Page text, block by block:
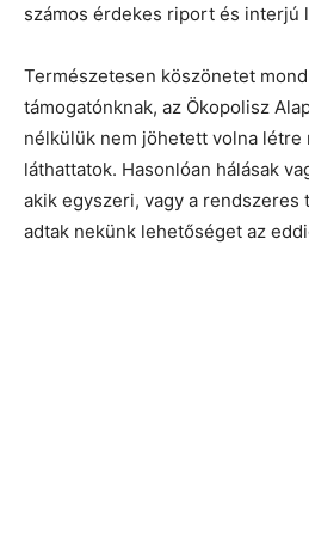
számos érdekes riport és interjú
Természetesen köszönetet
támogatónknak, az Ökopolisz
nélkülük nem jöhetett volna létre
láthattatok. Hasonlóan hálásak
akik egyszeri, vagy a rendszeres
adtak nekünk lehetőséget az